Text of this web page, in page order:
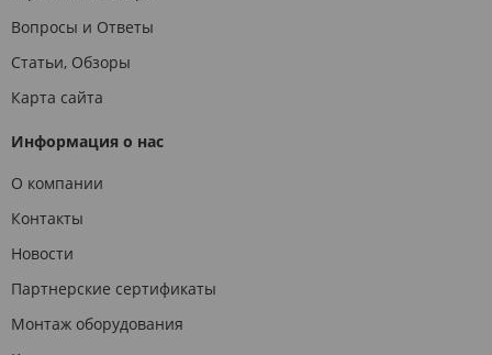
Вопросы и Ответы
Статьи, Обзоры
Карта сайта
Информация о нас
О компании
Контакты
Новости
Партнерские сертификаты
Монтаж оборудования